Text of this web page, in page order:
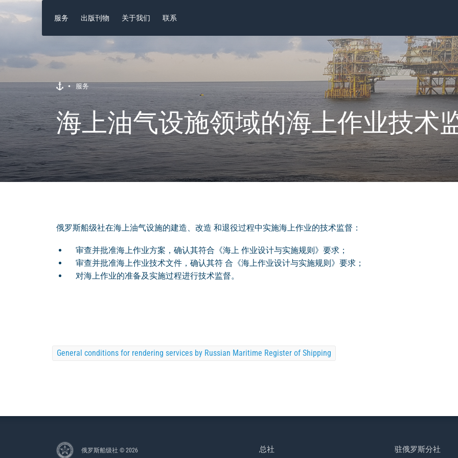
服务 出版刊物 关于我们 联系
服务
海上油气设施领域的海上作业技术
俄罗斯船级社在海上油气设施的建造、改造 和退役过程中实施海上作业的技术监督：
审查并批准海上作业方案，确认其符合《海上 作业设计与实施规则》要求；
审查并批准海上作业技术文件，确认其符 合《海上作业设计与实施规则》要求；
对海上作业的准备及实施过程进行技术监督。
General conditions for rendering services by Russian Maritime Register of Shipping
总社 驻俄罗斯分社
俄罗斯船级社 © 2026